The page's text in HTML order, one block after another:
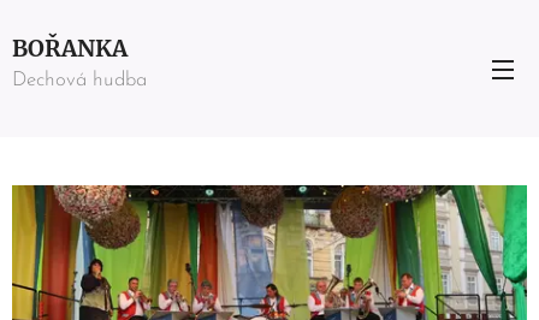
BOŘANKA
Dechová hudba